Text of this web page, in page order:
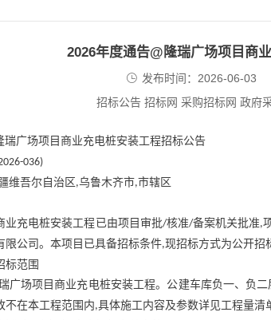
2026年度通告@隆瑞广场项目商
发布时间：2026-06-03
招标公告 招标网 采购招标网 政府
瑞广场项目商业充电桩安装工程招标公告
036)
维吾尔自治区,乌鲁木齐市,市辖区
业充电桩安装工程已由项目审批/核准/备案机关批准,
限公司。本项目已具备招标条件,现招标方式为公开招
标范围
广场项目商业充电桩安装工程。公建车库负一、负二
不在本工程范围内,具体施工内容及参数详见工程量清